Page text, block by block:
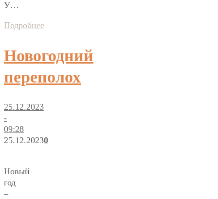
У…
Подробнее
Новогодний
переполох
25.12.2023
-
09:28
25.12.20230
Новый
год
–